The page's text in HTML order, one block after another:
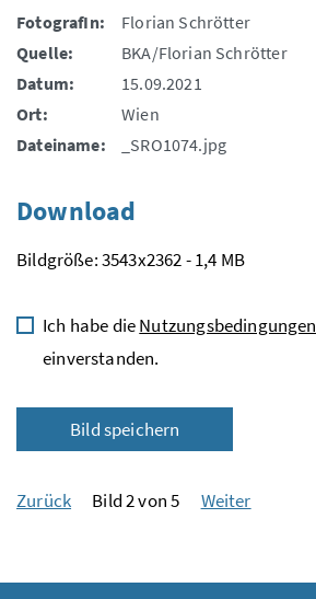
FotografIn:
Florian Schrötter
Quelle:
BKA/Florian Schrötter
Datum:
15.09.2021
Ort:
Wien
Dateiname:
_SRO1074.jpg
Download
Bildgröße: 3543x2362 - 1,4 MB
Ich habe dieNutzungsbedingungen
einverstanden.
Bild speichern
Zurück Bild 2 von 5 Weiter